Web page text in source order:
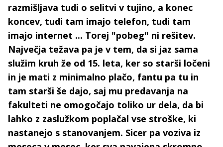
razmišljava tudi o selitvi v tujino, a konec
koncev, tudi tam imajo telefon, tudi tam
imajo internet ... Torej "pobeg" ni rešitev.
Največja težava pa je v tem, da si jaz sama
služim kruh že od 15. leta, ker so starši ločeni
in je mati z minimalno plačo, fantu pa tu in
tam starši še dajo, saj mu predavanja na
fakulteti ne omogočajo toliko ur dela, da bi
lahko z zaslužkom poplačal vse stroške, ki
nastanejo s stanovanjem. Sicer pa voziva iz